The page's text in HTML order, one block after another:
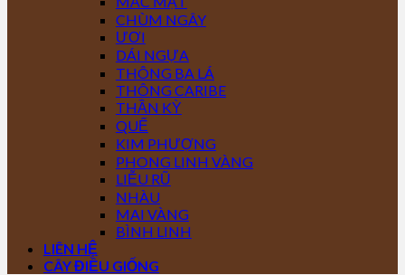
CHÙM NGÂY
ƯƠI
DÁI NGỰA
THÔNG BA LÁ
THÔNG CARIBE
THẦN KỲ
QUẾ
KIM PHƯỢNG
PHONG LINH VÀNG
LIỄU RŨ
NHÀU
MAI VÀNG
BÌNH LINH
LIÊN HỆ
CÂY ĐIỀU GIỐNG